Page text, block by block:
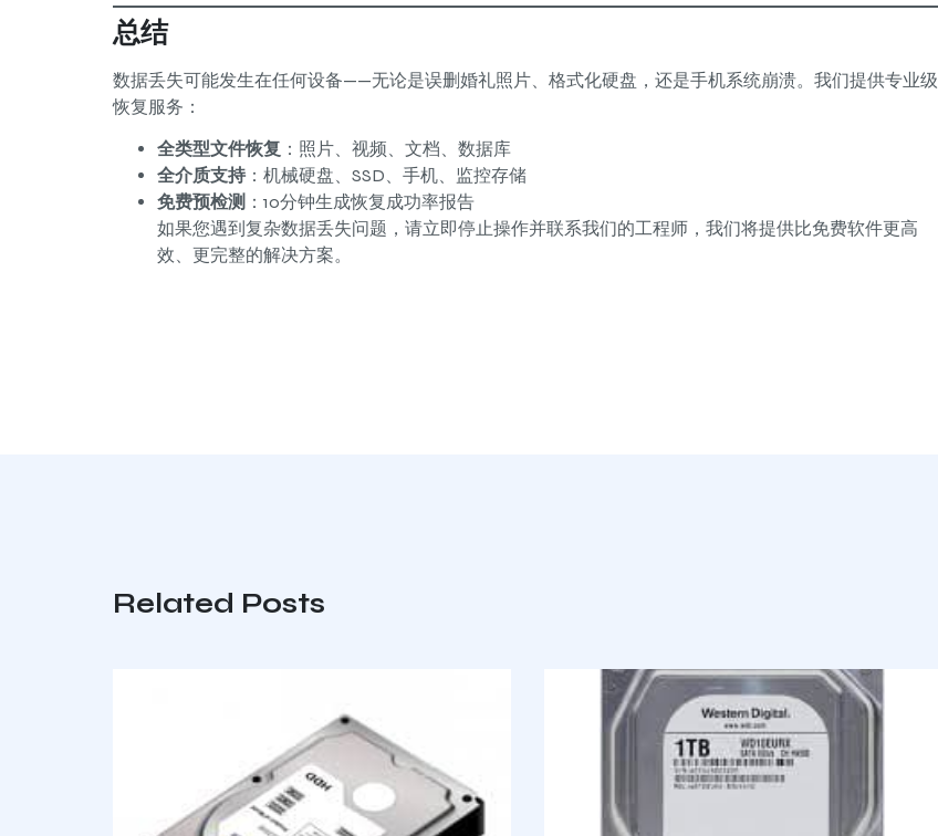
总结
数据丢失可能发生在任何设备——无论是误删婚礼照片、格式化硬盘，还是手机系统崩溃。我们提供专业级
恢复服务：
全类型文件恢复 ：照片、视频、文档、数据库
全介质支持 ：机械硬盘、SSD、手机、监控存储
免费预检测 ：10分钟生成恢复成功率报告
如果您遇到复杂数据丢失问题，请立即停止操作并联系我们的工程师，我们将提供比免费软件更高
效、更完整的解决方案。
Related Posts